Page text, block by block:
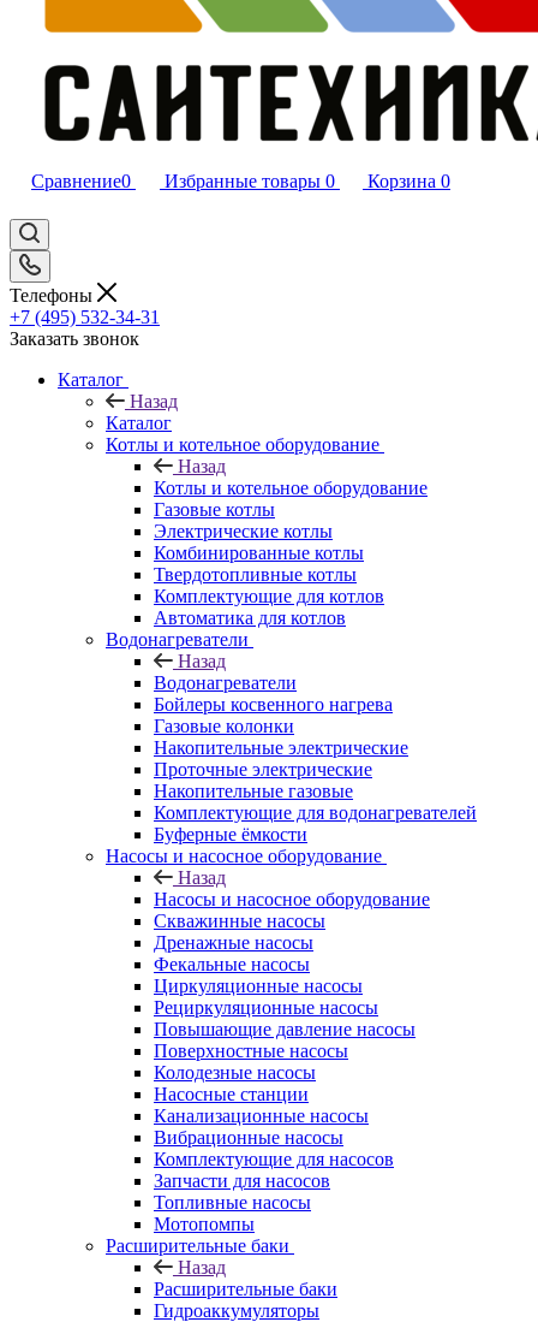
Сравнение0 Избранные товары 0 Корзина 0
Телефоны
+7 (495) 532‑34‑31
Заказать звонок
Каталог
Назад
Каталог
Котлы и котельное оборудование
Назад
Котлы и котельное оборудование
Газовые котлы
Электрические котлы
Комбинированные котлы
Твердотопливные котлы
Комплектующие для котлов
Автоматика для котлов
Водонагреватели
Назад
Водонагреватели
Бойлеры косвенного нагрева
Газовые колонки
Накопительные электрические
Проточные электрические
Накопительные газовые
Комплектующие для водонагревателей
Буферные ёмкости
Насосы и насосное оборудование
Назад
Насосы и насосное оборудование
Скважинные насосы
Дренажные насосы
Фекальные насосы
Циркуляционные насосы
Рециркуляционные насосы
Повышающие давление насосы
Поверхностные насосы
Колодезные насосы
Насосные станции
Канализационные насосы
Вибрационные насосы
Комплектующие для насосов
Запчасти для насосов
Топливные насосы
Мотопомпы
Расширительные баки
Назад
Расширительные баки
Гидроаккумуляторы